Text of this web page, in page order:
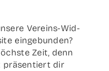
Ver­­eins-Wid­­
ein­ge­bun­den?
Zeit, denn
prä­sen­tiert dir